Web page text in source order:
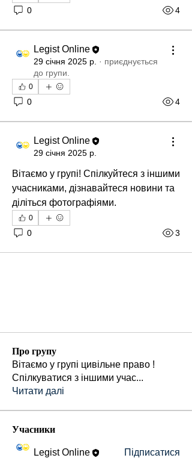
0 4
Legist Online
29 січня 2025 р. · приєднується
до групи.
0
0 4
Legist Online
29 січня 2025 р.
Вітаємо у групі! Спілкуйтеся з іншими
учасниками, дізнавайтеся новини та
діліться фотографіями.
0
0 3
Про групу
Вітаємо у групі цивільне право !
Спілкуватися з іншими учас...
Читати далі
Учасники
Legist Online Підписатися